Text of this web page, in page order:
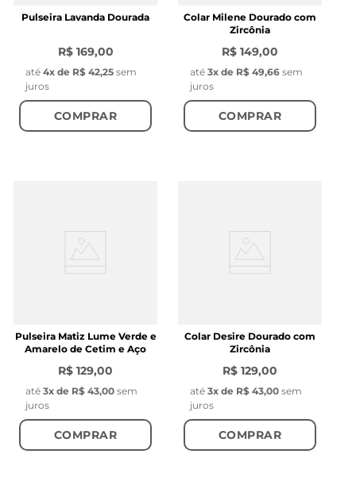
Pulseira Lavanda Dourada
R$ 169,00
até 4x de R$ 42,25 sem
juros
COMPRAR
Colar Milene Dourado com
Zircônia
R$ 149,00
até 3x de R$ 49,66 sem
juros
COMPRAR
Pulseira Matiz Lume Verde e
Amarelo de Cetim e Aço
R$ 129,00
até 3x de R$ 43,00 sem
juros
COMPRAR
Colar Desire Dourado com
Zircônia
R$ 129,00
até 3x de R$ 43,00 sem
juros
COMPRAR